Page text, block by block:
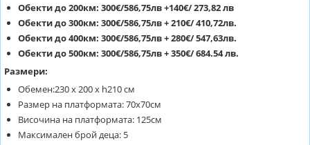
Обекти до 200км: 300€/586,75лв+140€/ 273,82лв
Обекти до 300км: 300€/586,75лв+210€/ 410,72лв.
Обекти до 400км: 300€/586,75лв+280€/ 547,63лв.
Обекти до 500км: 300€/586,75лв+ 350€/ 684.54лв.
Размери:
Обемен:230 х 200 х h210 см
Размер на платформата: 70х70см
Височина на платформата: 125см
Максимален брой деца: 5